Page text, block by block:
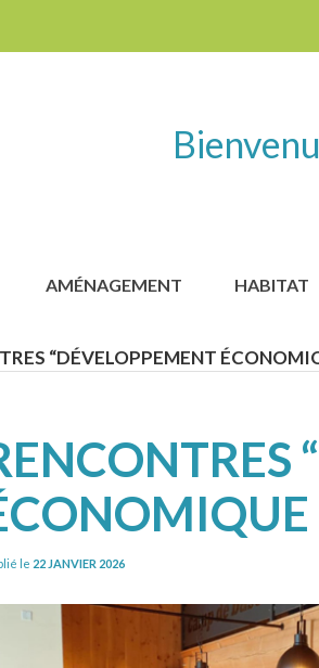
AMÉNAGEMENT HABITAT
“DÉVELOPPEMENT
le 22 JANVIER 2026